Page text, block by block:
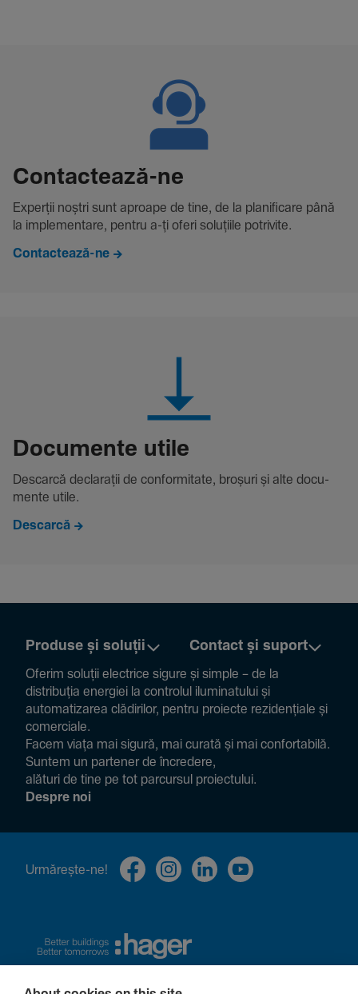
Contac­tează-ne
Experții noștri sunt aproape de tine, de la plani­fi­care până
la imple­men­tare, pentru a-ți oferi solu­țiile potri­vite.
Contactează-ne
Docu­mente utile
Descarcă decla­rații de conformitate, broșuri și alte docu­
mente utile.
Descarcă
Produse și soluții Contact și suport
Oferim soluții electrice sigure și simple – de la
distribuția energiei la controlul ilumi­na­tului și
auto­ma­ti­zarea clădi­rilor, pentru proiecte rezi­den­țiale și
comer­ciale.
Facem viața mai sigură, mai curată și mai confor­ta­bilă.
Suntem un partener de încre­dere,
alături de tine pe tot parcursul proiec­tului.
Despre noi
Urmă­rește-ne!